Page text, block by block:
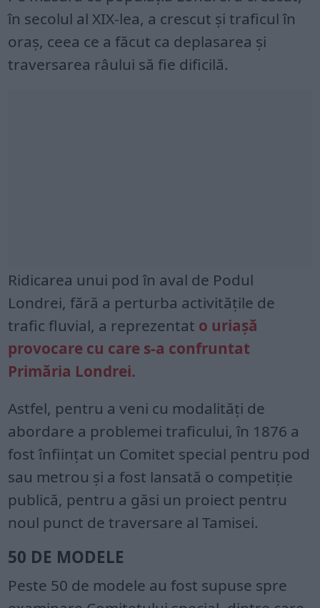
în secolul al XIX-lea, a crescut şi traficul în
oraş, ceea ce a făcut ca deplasarea şi
traversarea râului să fie dificilă.
Ridicarea unui pod în aval de Podul
Londrei, fără a perturba activităţile de
trafic fluvial, a reprezentat o uriaşă
provocare cu care s-a confruntat
Primăria Londrei.
Astfel, pentru a veni cu modalităţi de
abordare a problemei traficului, în 1876 a
fost înfiinţat un Comitet special pentru pod
sau metrou şi a fost lansată o competiţie
publică, pentru a găsi un proiect pentru
noul punct de traversare al Tamisei.
50 DE MODELE
Peste 50 de modele au fost supuse spre